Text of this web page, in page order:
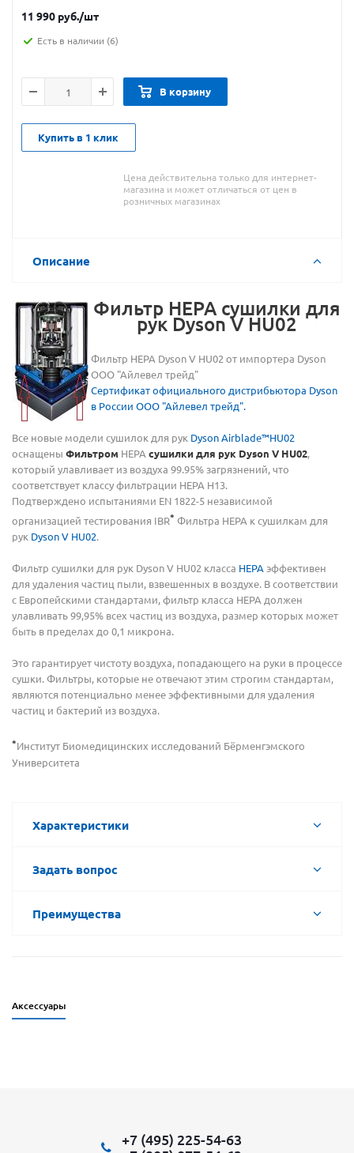
11 990 руб./шт
Есть в наличии (6)
В корзину
Купить в 1 клик
Цена действительна только для интернет-
магазина и может отличаться от цен в
розничных магазинах
Описание
Фильтр HEPA сушилки для
рук Dyson V HU02
Фильтр HEPA Dyson V HU02 от импортера Dyson
ООО "Айлевел трейд"
Сертификат официального дистрибьютора Dyson
в России ООО "Айлевел трейд".
Все новые модели сушилок для рук Dyson Airblade™HU02
оснащены Фильтром HEPA сушилки для рук Dyson V HU02,
который улавливает из воздуха 99.95% загрязнений, что
соответствует классу фильтрации HEPA Н13.
Подтверждено испытаниями EN 1822-5 независимой
организацией тестирования IBR* Фильтра HEPA к сушилкам для
рук Dyson V HU02.
Фильтр сушилки для рук Dyson V HU02 класса HEPAэффективен
для удаления частиц пыли, взвешенных в воздухе. В соответствии
с Европейскими стандартами, фильтр класса HEPA должен
улавливать 99,95% всех частиц из воздуха, размер которых может
быть в пределах до 0,1 микрона.
Это гарантирует чистоту воздуха, попадающего на руки в процессе
сушки. Фильтры, которые не отвечают этим строгим стандартам,
являются потенциально менее эффективными для удаления
частиц и бактерий из воздуха.
*Институт Биомедицинских исследований Бёрменгэмского
Университета
Характеристики
Задать вопрос
Преимущества
Аксессуары
+7 (495) 225-54-63